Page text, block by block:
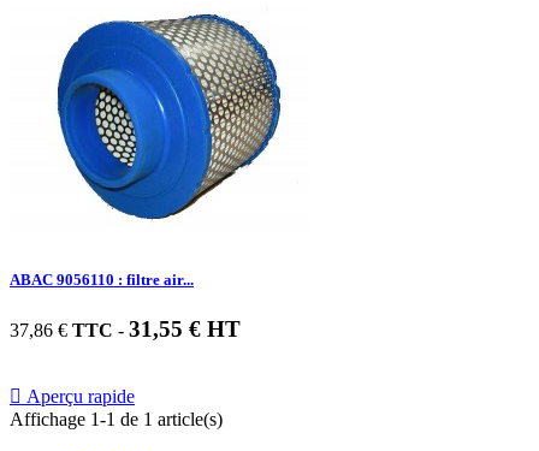
ABAC 9056110 : filtre air...
37,86 € TTC - 31,55 € HT
 Aperçu rapide
Affichage 1-1 de 1 article(s)